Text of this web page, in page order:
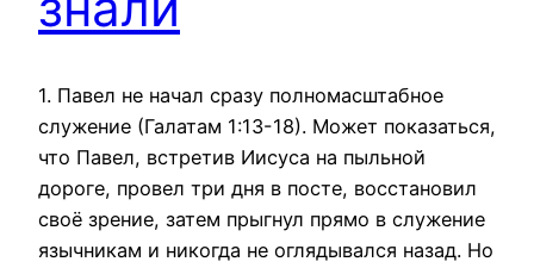
1. Павел не начал сразу полномасштабное
служение (Галатам 1:13-18). Может показаться,
что Павел, встретив Иисуса на пыльной
дороге, провел три дня в посте, восстановил
своё зрение, затем прыгнул прямо в служение
язычникам и никогда не оглядывался назад. Но